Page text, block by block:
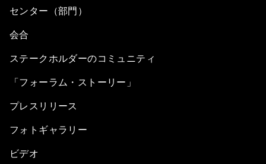
センター（部門）
会合
ステークホルダーのコミュニティ
「フォーラム・ストーリー」
プレスリリース
フォトギャラリー
ビデオ